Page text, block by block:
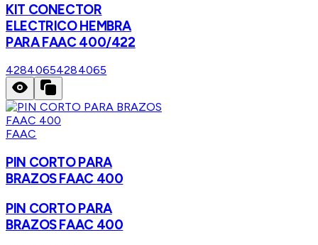
KIT CONECTOR
ELECTRICO HEMBRA
PARA FAAC 400/422
42840654284065
FAAC
PIN CORTO PARA
BRAZOS FAAC 400
PIN CORTO PARA
BRAZOS FAAC 400